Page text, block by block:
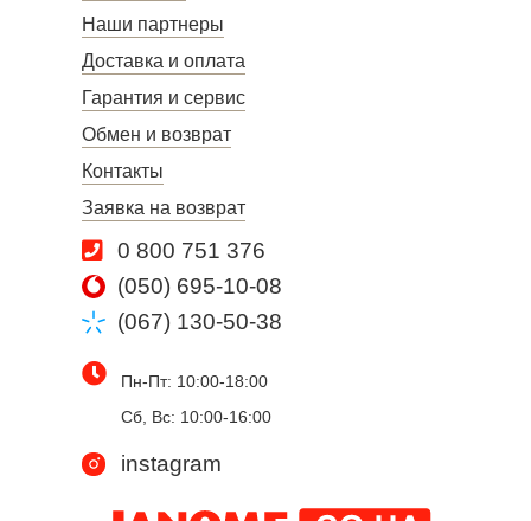
Наши партнеры
Доставка и оплата
Гарантия и сервис
Обмен и возврат
Контакты
Заявка на возврат
0 800 751 376
(050) 695-10-08
(067) 130-50-38
Пн-Пт: 10:00-18:00
Сб, Вс: 10:00-16:00
instagram